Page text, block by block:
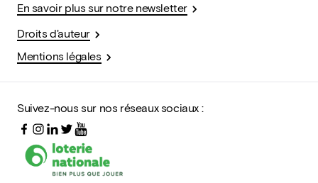
En savoir plus sur notre newsletter
Droits d'auteur
Mentions légales
Suivez-nous sur nos réseaux sociaux :